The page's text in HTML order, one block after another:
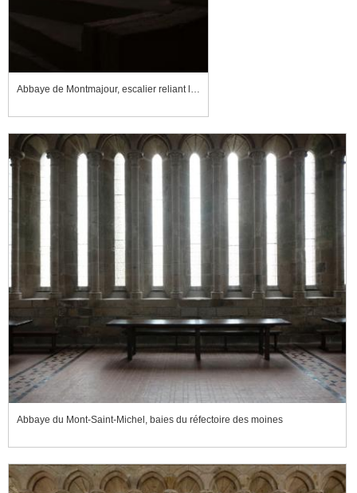
Abbaye de Montmajour, escalier reliant le réfectoir au dortoir
Abbaye du Mont-Saint-Michel, baies du réfectoire des moines